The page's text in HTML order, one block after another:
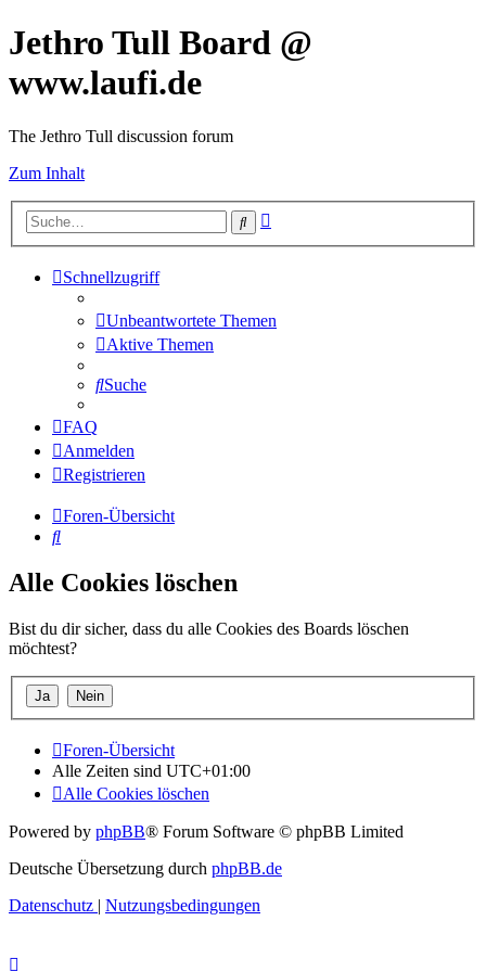
Jethro Tull Board @
www.laufi.de
The Jethro Tull discussion forum
Zum Inhalt
Suche
Schnellzugriff
Unbeantwortete Themen
Aktive Themen
Suche
FAQ
Anmelden
Registrieren
Foren-Übersicht
Suche
Alle Cookies löschen
Bist du dir sicher, dass du alle Cookies des Boards löschen
möchtest?
Foren-Übersicht
Alle Zeiten sind UTC+01:00
Alle Cookies löschen
Powered by phpBB® Forum Software © phpBB Limited
Deutsche Übersetzung durch phpBB.de
Datenschutz | Nutzungsbedingungen